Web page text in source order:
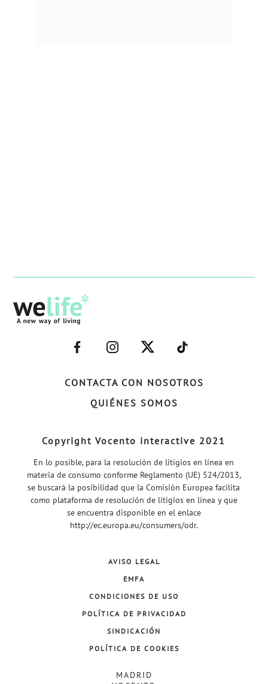
CONTACTA CON NOSOTROS
QUIÉNES SOMOS
–
FACEBOOK–
–
INSTAGRAM–
–
TWITTER–
–
WELIFE–
Copyright Vocento interactive 2021
En lo posible, para la resolución de litigios en línea en
materia de consumo conforme Reglamento (UE) 524/2013,
se buscará la posibilidad que la Comisión Europea facilita
como plataforma de resolución de litigios en línea y que
se encuentra disponible en el enlace
http://ec.europa.eu/consumers/odr.
AVISO LEGAL
EMFA
CONDICIONES DE USO
POLÍTICA DE PRIVACIDAD
SINDICACIÓN
POLÍTICA DE COOKIES
MADRID